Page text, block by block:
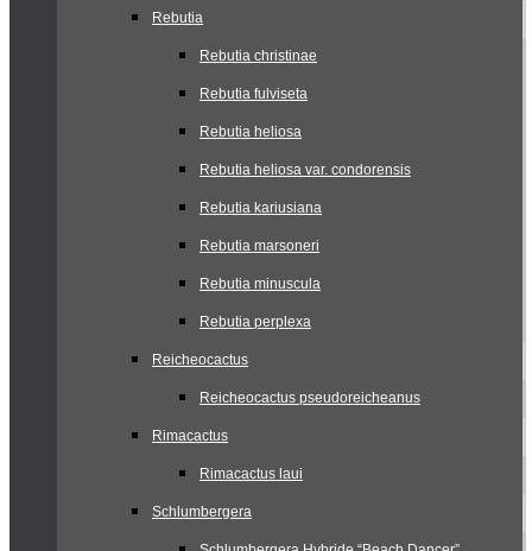
Rebutia
Rebutia christinae
Rebutia fulviseta
Rebutia heliosa
Rebutia heliosa var. condorensis
Rebutia kariusiana
Rebutia marsoneri
Rebutia minuscula
Rebutia perplexa
Reicheocactus
Reicheocactus pseudoreicheanus
Rimacactus
Rimacactus laui
Schlumbergera